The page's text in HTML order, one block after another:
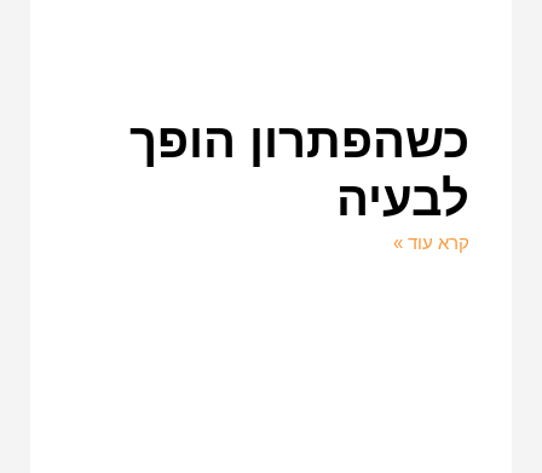
כשהפתרון הופך
לבעיה
קרא עוד »